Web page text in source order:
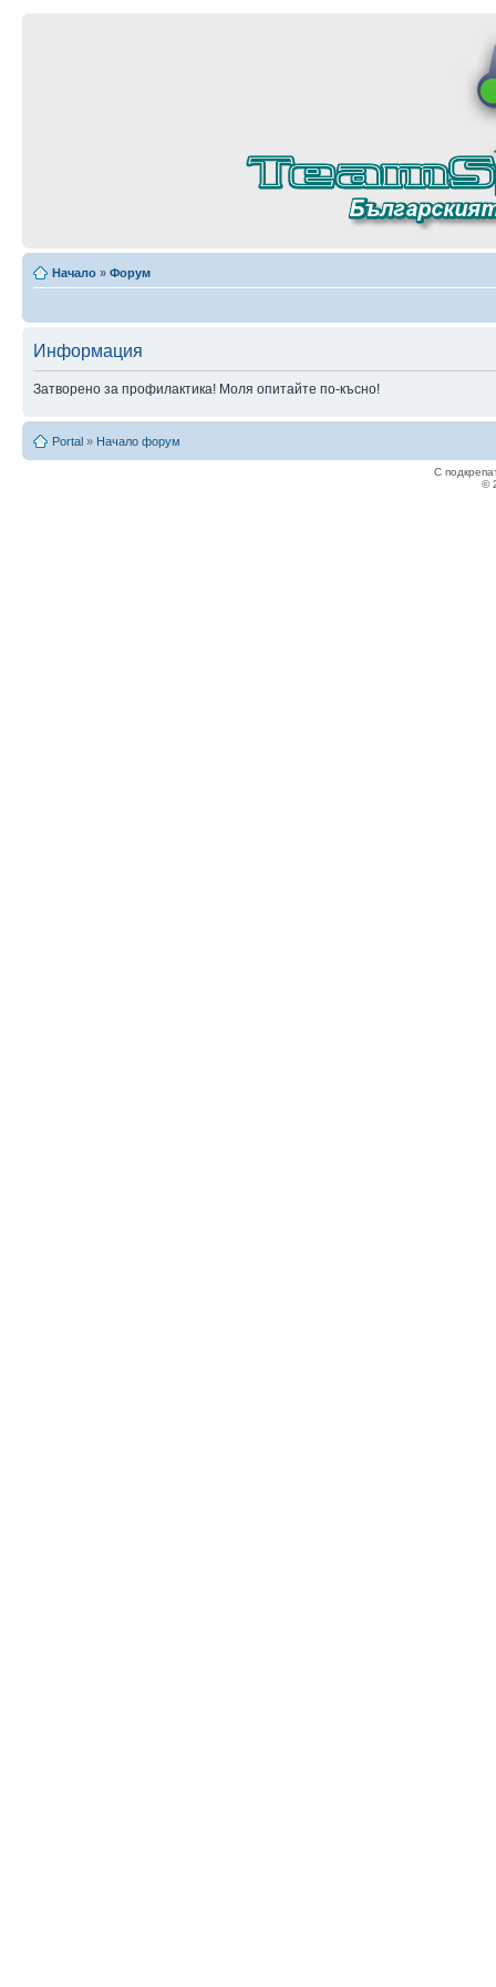
Начало » Форум
Информация
Затворено за профилактика! Моля опитайте по-късно!
Portal » Начало форум
С
©